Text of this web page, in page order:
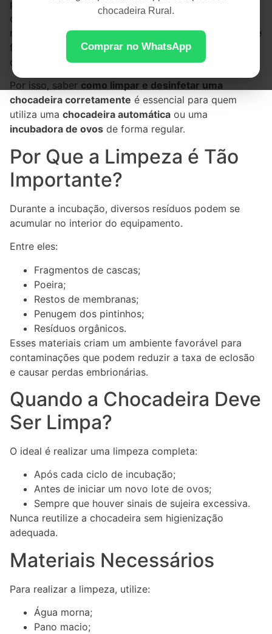
chocadeira Rural.
Comprar no WhatsApp
para garantir uma incubação saudável e uma alta taxa
de eclosão. Restos de cascas, penas, poeira e
resíduos orgânicos podem favorecer a proliferação de
fungos, bactérias e outros microrganismos capazes
de comprometer o desenvolvimento dos embriões.
Por isso, saber como limpar e desinfetar uma
chocadeira corretamente é essencial para quem
utiliza uma chocadeira automática ou uma
incubadora de ovos de forma regular.
Por Que a Limpeza é Tão
Importante?
Durante a incubação, diversos resíduos podem se
acumular no interior do equipamento.
Entre eles:
Fragmentos de cascas;
Poeira;
Restos de membranas;
Penugem dos pintinhos;
Resíduos orgânicos.
Esses materiais criam um ambiente favorável para
contaminações que podem reduzir a taxa de eclosão
e causar perdas embrionárias.
Quando a Chocadeira Deve
Ser Limpa?
O ideal é realizar uma limpeza completa:
Após cada ciclo de incubação;
Antes de iniciar um novo lote de ovos;
Sempre que houver sinais de sujeira excessiva.
Nunca reutilize a chocadeira sem higienização
adequada.
Materiais Necessários
Para realizar a limpeza, utilize:
Água morna;
Pano macio;